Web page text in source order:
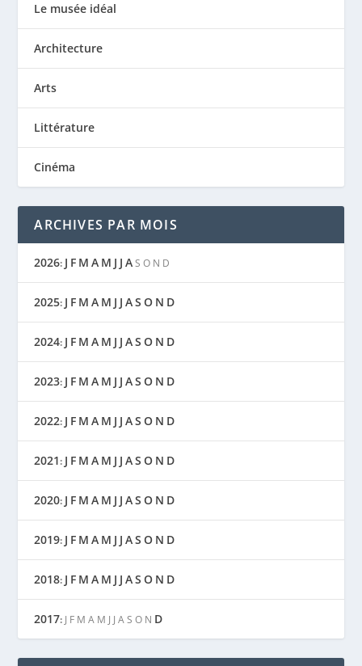
Le musée idéal
Architecture
Arts
Littérature
Cinéma
ARCHIVES PAR MOIS
2026: J F M A M J J A S O N D
2025: J F M A M J J AS O N D
2024: J F M A M J J AS O N D
2023: J F M A M J J AS O N D
2022: J F M A M J J AS O N D
2021: J F M A M J J AS O N D
2020: J F M A M J J AS O N D
2019: J F M A M J J AS O N D
2018: J F M A M J J AS O N D
2017: J F M A M J J A S O N D